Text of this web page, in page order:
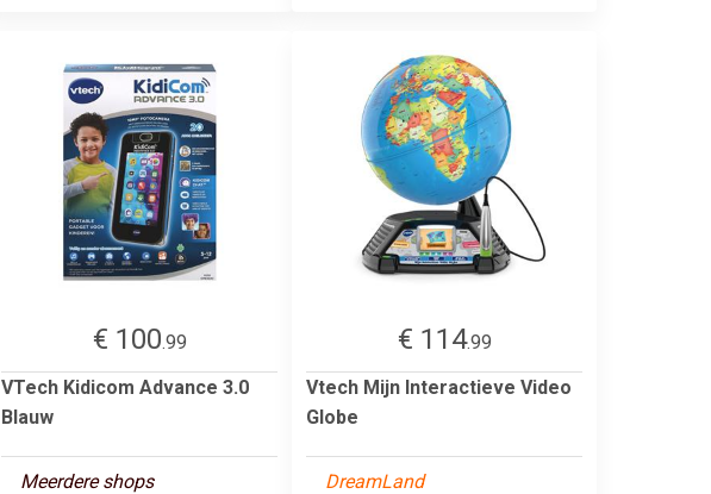
€ 100.99
VTech Kidicom Advance 3.0
Blauw
Meerdere shops
€ 114.99
Vtech Mijn Interactieve Video
Globe
DreamLand